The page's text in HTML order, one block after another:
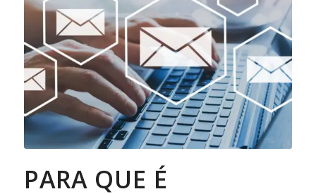
PARA QUE É